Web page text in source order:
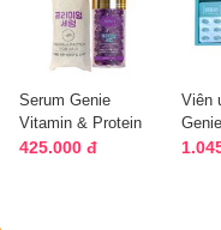
Serum Genie
Vitamin & Protein
For Hair phục hồi
425.000 đ
Viên